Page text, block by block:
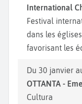
International
Festival
dans les
favorisant les
Du 30 janvier
OTTANTA -
Cultura